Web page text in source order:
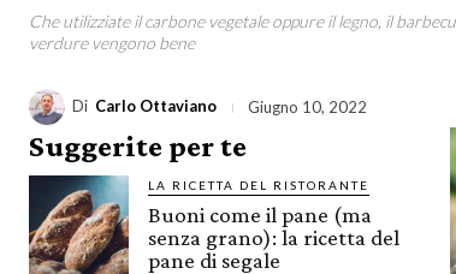
Che utilizziate il carbone vegetale oppure il legno, il
verdure vengono bene
Di Carlo Ottaviano Giugno 10, 2022
Suggerite per te
LA RICETTA DEL RISTORANTE
Buoni come il pane (ma
senza grano): la ricetta del
pane di segale